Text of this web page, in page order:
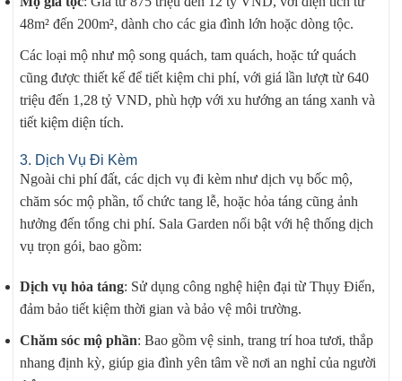
48m² đến 200m², dành cho các gia đình lớn hoặc dòng tộc.
Các loại mộ như mộ song quách, tam quách, hoặc tứ quách
cũng được thiết kế để tiết kiệm chi phí, với giá lần lượt từ 640
triệu đến 1,28 tỷ VND, phù hợp với xu hướng an táng xanh và
tiết kiệm diện tích.
3. Dịch Vụ Đi Kèm
Ngoài chi phí đất, các dịch vụ đi kèm như dịch vụ bốc mộ,
chăm sóc mộ phần, tổ chức tang lễ, hoặc hỏa táng cũng ảnh
hưởng đến tổng chi phí. Sala Garden nổi bật với hệ thống dịch
vụ trọn gói, bao gồm:
Dịch vụ hỏa táng: Sử dụng công nghệ hiện đại từ Thụy Điển,
đảm bảo tiết kiệm thời gian và bảo vệ môi trường.
Chăm sóc mộ phần: Bao gồm vệ sinh, trang trí hoa tươi, thắp
nhang định kỳ, giúp gia đình yên tâm về nơi an nghỉ của người